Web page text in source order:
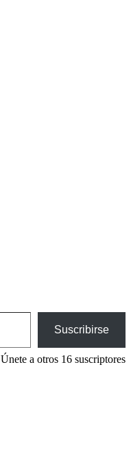
Suscribirse
Únete a otros 16 suscriptores